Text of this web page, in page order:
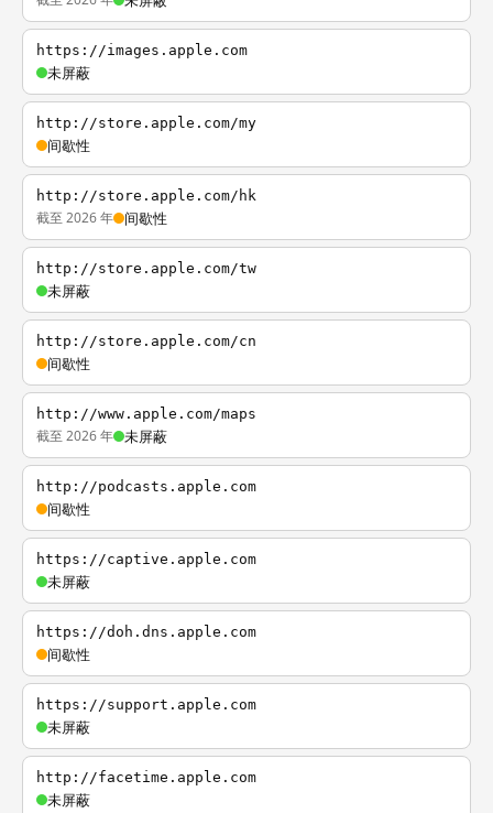
https://images.apple.com
未屏蔽
http://store.apple.com/my
间歇性
http://store.apple.com/hk
截至 2026 年 间歇性
http://store.apple.com/tw
未屏蔽
http://store.apple.com/cn
间歇性
http://www.apple.com/maps
截至 2026 年 未屏蔽
http://podcasts.apple.com
间歇性
https://captive.apple.com
未屏蔽
https://doh.dns.apple.com
间歇性
https://support.apple.com
未屏蔽
http://facetime.apple.com
未屏蔽